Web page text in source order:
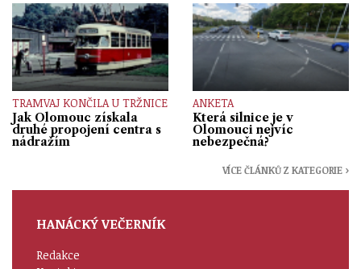
TRAMVAJ KONČILA U TRŽNICE
Jak Olomouc získala
druhé propojení centra s
nádražím
ANKETA
Která silnice je v
Olomouci nejvíc
nebezpečná?
VÍCE ČLÁNKŮ Z KATEGORIE ›
HANÁCKÝ VEČERNÍK
Redakce